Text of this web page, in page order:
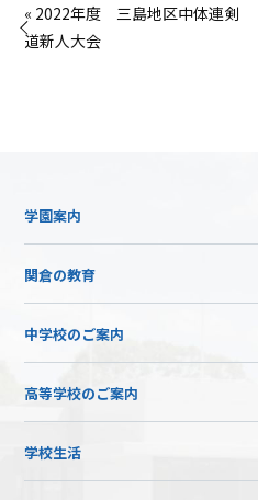
« 2022年度 三島地区中体連剣
道新人大会
学園案内
関倉の教育
中学校のご案内
高等学校のご案内
学校生活